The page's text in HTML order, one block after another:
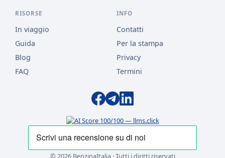
RISORSE
In viaggio
Guida
Blog
FAQ
INFO
Contatti
Per la stampa
Privacy
Termini
© 2026 BenzinaItalia · Tutti i diritti riservati